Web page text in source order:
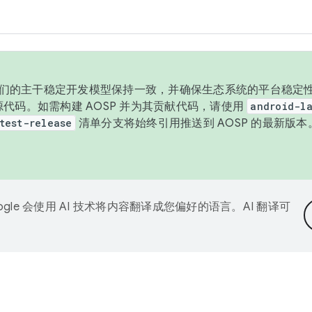
的主干稳定开发模型保持一致，并确保生态系统的平台稳定
码。如需构建 AOSP 并为其贡献代码，请使用 android-
release 清单分支将始终引用推送到 AOSP 的最新版
会使用 AI 技术将内容翻译成您偏好的语言。AI 翻译可